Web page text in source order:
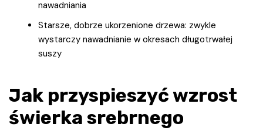
nawadniania
Starsze, dobrze ukorzenione drzewa: zwykle
wystarczy nawadnianie w okresach długotrwałej
suszy
Jak przyspieszyć wzrost
świerka srebrnego